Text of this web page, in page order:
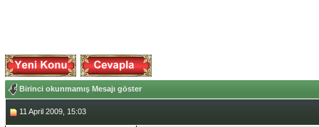
Birinci okunmamış Mesajı göster
11 April 2009, 15:03